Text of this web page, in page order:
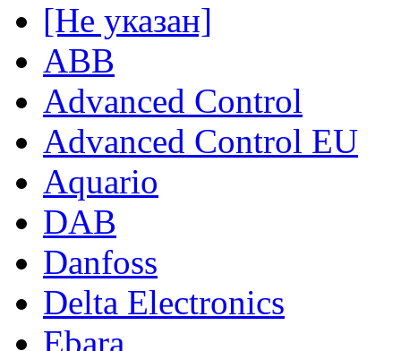
[Не указан]
ABB
Advanced Control
Advanced Control EU
Aquario
DAB
Danfoss
Delta Electronics
Ebara